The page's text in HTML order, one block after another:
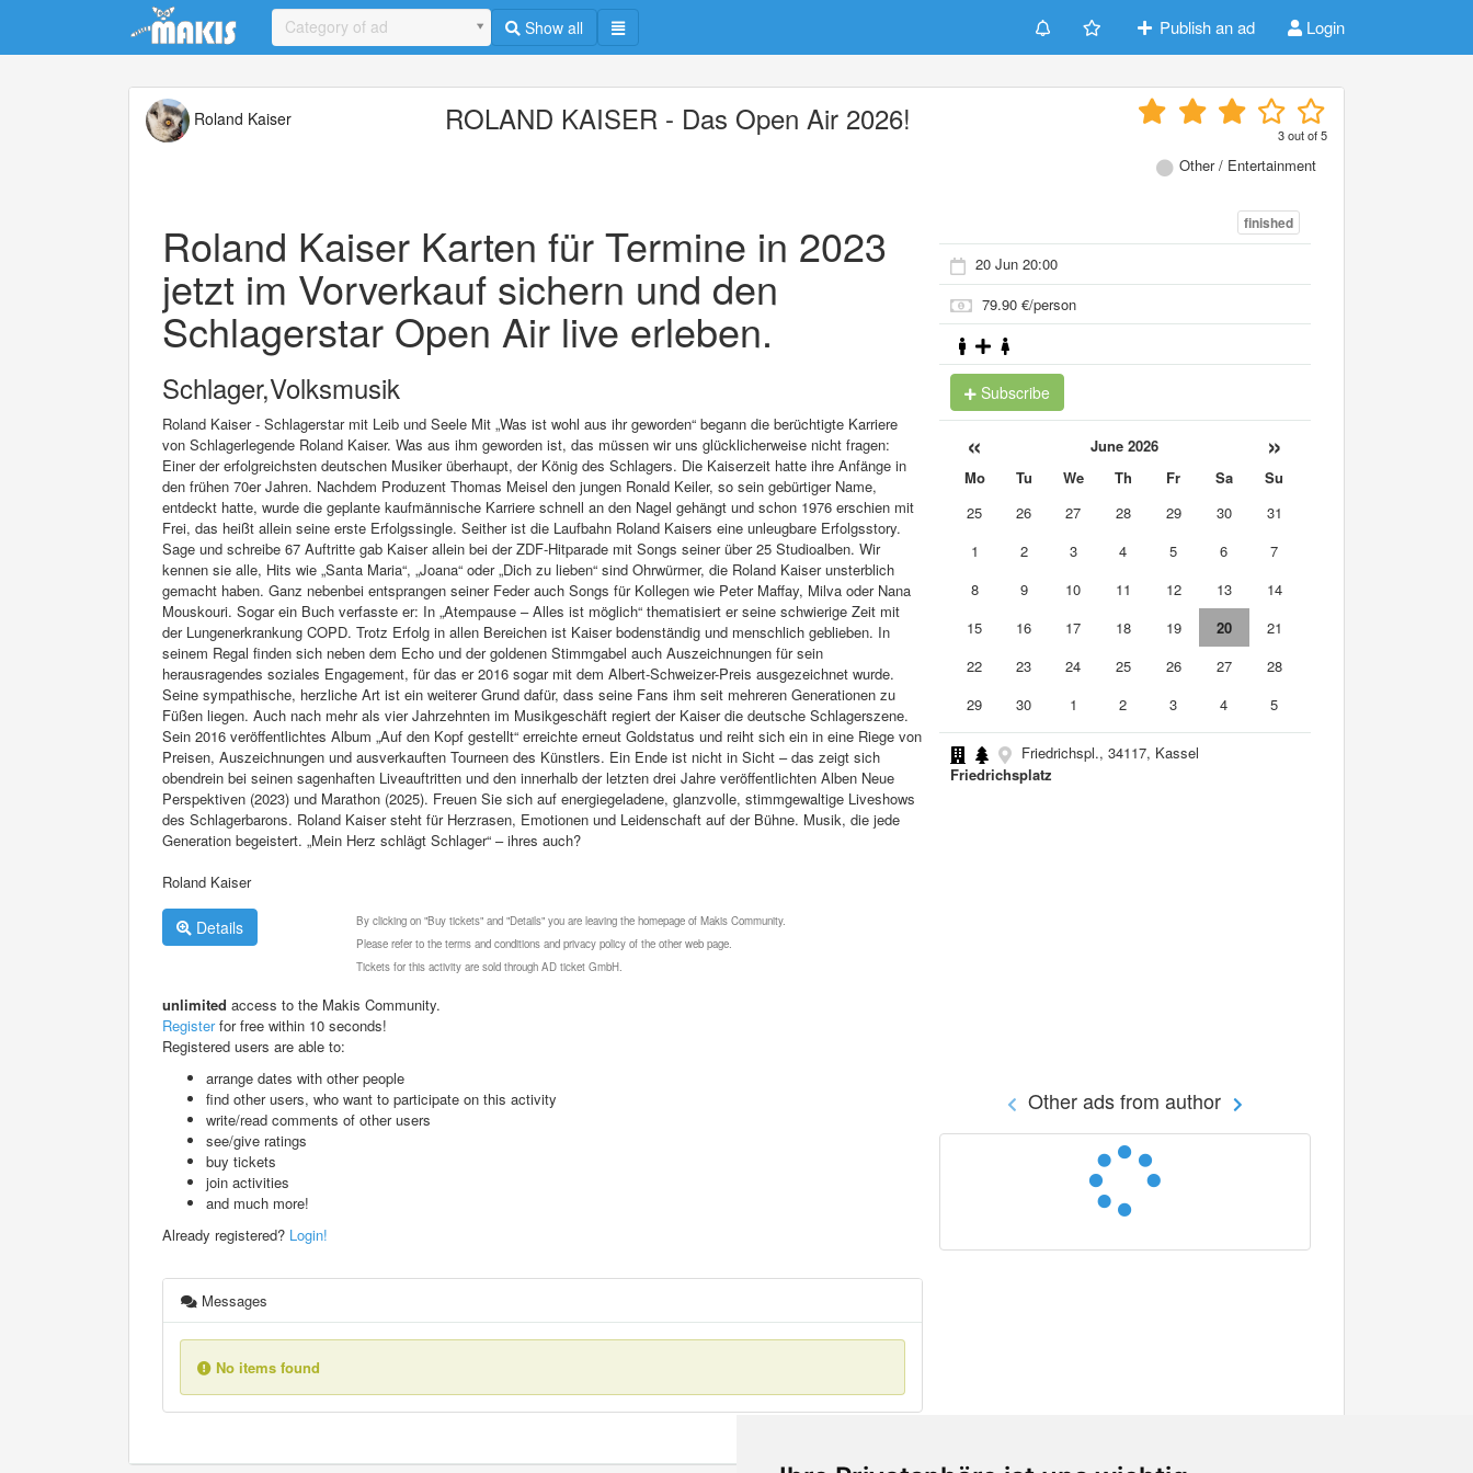
Update cookies preferences
Category of ad Show all Publish an ad Login
Roland Kaiser ROLAND KAISER - Das Open Air 2026! 3out of5
Other / Entertainment
Roland Kaiser Karten für Termine in 2023
jetzt im Vorverkauf sichern und den
Schlagerstar Open Air live erleben.
Schlager,Volksmusik
Roland Kaiser - Schlagerstar mit Leib und Seele Mit „Was ist wohl aus ihr geworden“ begann die berüchtigte Karriere
von Schlagerlegende Roland Kaiser. Was aus ihm geworden ist, das müssen wir uns glücklicherweise nicht fragen:
Einer der erfolgreichsten deutschen Musiker überhaupt, der König des Schlagers. Die Kaiserzeit hatte ihre Anfänge in
den frühen 70er Jahren. Nachdem Produzent Thomas Meisel den jungen Ronald Keiler, so sein gebürtiger Name,
entdeckt hatte, wurde die geplante kaufmännische Karriere schnell an den Nagel gehängt und schon 1976 erschien mit
Frei, das heißt allein seine erste Erfolgssingle. Seither ist die Laufbahn Roland Kaisers eine unleugbare Erfolgsstory.
Sage und schreibe 67 Auftritte gab Kaiser allein bei der ZDF-Hitparade mit Songs seiner über 25 Studioalben. Wir
kennen sie alle, Hits wie „Santa Maria“, „Joana“ oder „Dich zu lieben“ sind Ohrwürmer, die Roland Kaiser unsterblich
gemacht haben. Ganz nebenbei entsprangen seiner Feder auch Songs für Kollegen wie Peter Maffay, Milva oder Nana
Mouskouri. Sogar ein Buch verfasste er: In „Atempause – Alles ist möglich“ thematisiert er seine schwierige Zeit mit
der Lungenerkrankung COPD. Trotz Erfolg in allen Bereichen ist Kaiser bodenständig und menschlich geblieben. In
seinem Regal finden sich neben dem Echo und der goldenen Stimmgabel auch Auszeichnungen für sein
herausragendes soziales Engagement, für das er 2016 sogar mit dem Albert-Schweizer-Preis ausgezeichnet wurde.
Seine sympathische, herzliche Art ist ein weiterer Grund dafür, dass seine Fans ihm seit mehreren Generationen zu
Füßen liegen. Auch nach mehr als vier Jahrzehnten im Musikgeschäft regiert der Kaiser die deutsche Schlagerszene.
Sein 2016 veröffentlichtes Album „Auf den Kopf gestellt“ erreichte erneut Goldstatus und reiht sich ein in eine Riege von
Preisen, Auszeichnungen und ausverkauften Tourneen des Künstlers. Ein Ende ist nicht in Sicht – das zeigt sich
obendrein bei seinen sagenhaften Liveauftritten und den innerhalb der letzten drei Jahre veröffentlichten Alben Neue
Perspektiven (2023) und Marathon (2025). Freuen Sie sich auf energiegeladene, glanzvolle, stimmgewaltige Liveshows
des Schlagerbarons. Roland Kaiser steht für Herzrasen, Emotionen und Leidenschaft auf der Bühne. Musik, die jede
Generation begeistert. „Mein Herz schlägt Schlager“ – ihres auch?
Roland Kaiser
Details
By clicking on "Buy tickets" and "Details" you are leaving the homepage of Makis Community.
Please refer to the terms and conditions and privacy policy of the other web page.
Tickets for this activity are sold through AD ticket GmbH.
unlimited access to the Makis Community.
Registerfor free within 10 seconds!
Registered users are able to:
arrange dates with other people
find other users, who want to participate on this activity
write/read comments of other users
see/give ratings
buy tickets
join activities
and much more!
Already registered? Login!
Messages
No items found
finished
20 Jun 20:00
79.90 €/person
Subscribe
« June 2026 »
Mo Tu We Th Fr Sa
Su
25
26 27 28 29 30
31
1
2 3 4 5 6
7
8
9 10 11 12 13
14
15
16 17 18 19 20
21
22
23 24 25 26 27
28
29
30 1 2 3 4 5
Friedrichspl., 34117, Kassel
Friedrichsplatz
Other ads from author